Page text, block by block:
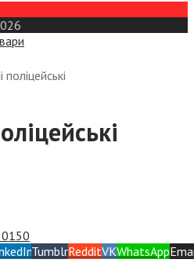
0
TumblrRedditVKWhatsApp